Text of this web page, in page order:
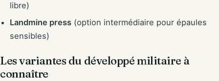
libre)
Landmine press(option intermédiaire pour épaules
sensibles)
Les variantes du développé militaire à
connaître